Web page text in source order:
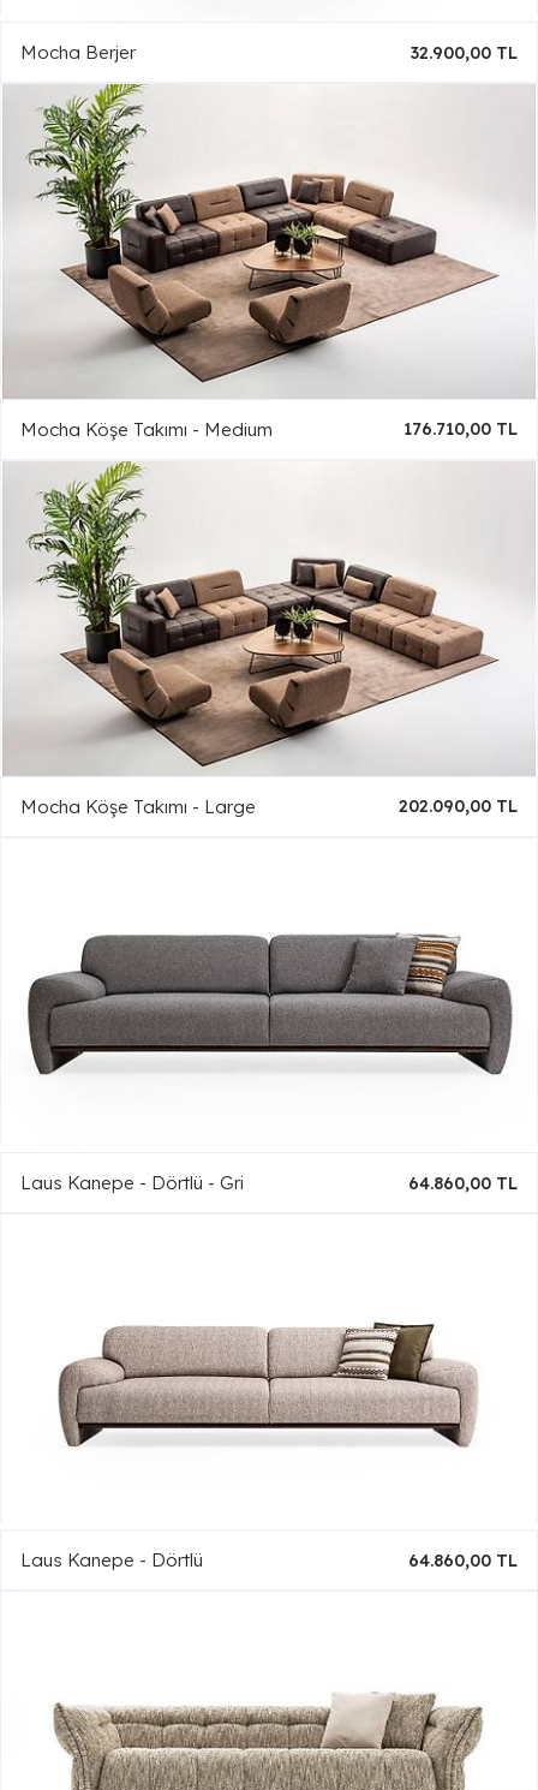
Mocha Berjer 32.900,00 TL
Mocha Köşe Takımı - Medium 176.710,00 TL
Mocha Köşe Takımı - Large 202.090,00 TL
Laus Kanepe - Dörtlü - Gri 64.860,00 TL
Laus Kanepe - Dörtlü 64.860,00 TL